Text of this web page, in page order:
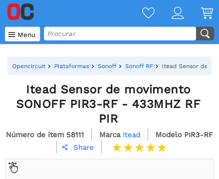
 Menu
Opencircuit Plataformas Sonoff Sonoff RF Itead Sensor de
Itead Sensor de movimento
SONOFF PIR3-RF - 433MHZ RF
PIR
Número de item 58111 Marca Itead Modelo PIR3-RF
 Share